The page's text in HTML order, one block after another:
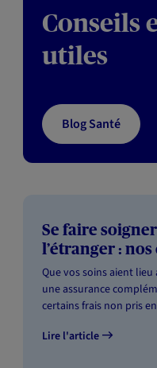
Conseils
utiles
Blog Santé
Se faire
l’étranger :
Que vos soins aient lieu
une assurance
certains frais non pris
Lire l'article